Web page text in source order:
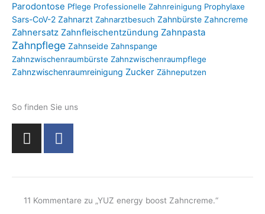
Parodontose Pflege Professionelle Zahnreinigung Prophylaxe
Sars-CoV-2 Zahnarzt Zahnarztbesuch Zahnbürste Zahncreme
Zahnersatz Zahnfleischentzündung Zahnpasta
Zahnpflege Zahnseide Zahnspange
Zahnzwischenraumbürste Zahnzwischenraumpflege
Zahnzwischenraumreinigung Zucker Zähneputzen
So finden Sie uns
I
n
t
g
F
a
e
o
11 Kommentare zu „YUZ energy boost Zahncreme.“